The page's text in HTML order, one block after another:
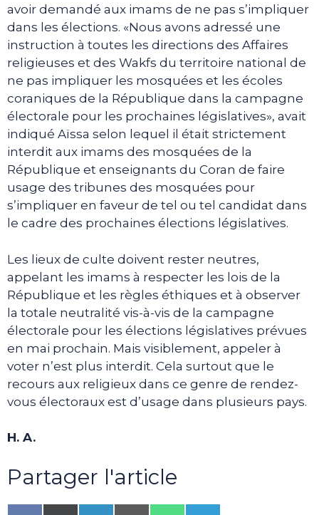
avoir demandé aux imams de ne pas s’impliquer
dans les élections. «Nous avons adressé une
instruction à toutes les directions des Affaires
religieuses et des Wakfs du territoire national de
ne pas impliquer les mosquées et les écoles
coraniques de la République dans la campagne
électorale pour les prochaines législatives», avait
indiqué Aïssa selon lequel il était strictement
interdit aux imams des mosquées de la
République et enseignants du Coran de faire
usage des tribunes des mosquées pour
s’impliquer en faveur de tel ou tel candidat dans
le cadre des prochaines élections législatives.
Les lieux de culte doivent rester neutres,
appelant les imams à respecter les lois de la
République et les règles éthiques et à observer
la totale neutralité vis-à-vis de la campagne
électorale pour les élections législatives prévues
en mai prochain. Mais visiblement, appeler à
voter n’est plus interdit. Cela surtout que le
recours aux religieux dans ce genre de rendez-
vous électoraux est d’usage dans plusieurs pays.
H. A.
Partager l'article